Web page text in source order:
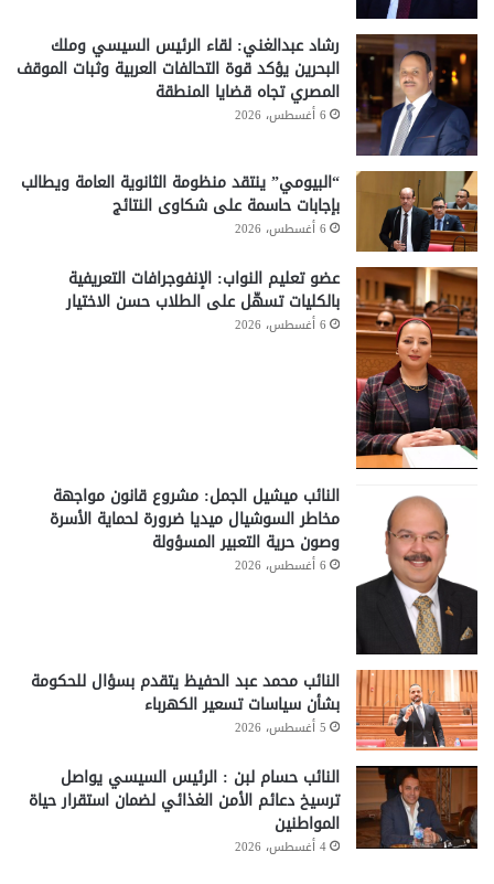
رشاد عبدالغني: لقاء الرئيس السيسي وملك
البحرين يؤكد قوة التحالفات العربية وثبات الموقف
المصري تجاه قضايا المنطقة
6 أغسطس، 2026
“البيومي” ينتقد منظومة الثانوية العامة ويطالب
بإجابات حاسمة على شكاوى النتائج
6 أغسطس، 2026
عضو تعليم النواب: الإنفوجرافات التعريفية
بالكليات تسهّل على الطلاب حسن الاختيار
6 أغسطس، 2026
النائب ميشيل الجمل: مشروع قانون مواجهة
مخاطر السوشيال ميديا ضرورة لحماية الأسرة
وصون حرية التعبير المسؤولة
6 أغسطس، 2026
النائب محمد عبد الحفيظ يتقدم بسؤال للحكومة
بشأن سياسات تسعير الكهرباء
5 أغسطس، 2026
النائب حسام لبن : الرئيس السيسي يواصل
ترسيخ دعائم الأمن الغذائي لضمان استقرار حياة
المواطنين
4 أغسطس، 2026